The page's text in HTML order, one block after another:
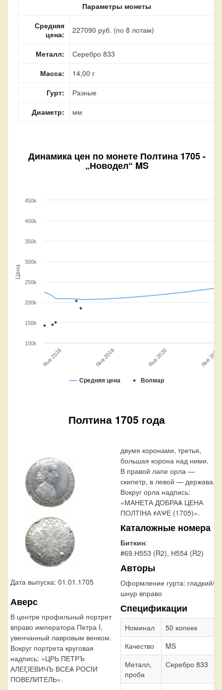
Параметры монеты
Средняя
цена:
227090 руб. (по 8 лотам)
Металл:
Серебро 833
Масса:
14,00 г
Гурт:
Разные
Диаметр:
мм
Динамика цен по монете Полтина 1705 -
„Новодел“ MS
Цена
Средняя цена Волмар
Янв 2016 Янв 2018 Янв 2020 Янв 2022
100k
150k
200k
250k
300k
350k
400k
450k
Полтина 1705 года
Дата выпуска: 01.01.1705
Аверс
В центре профильный портрет
вправо императора Петра I,
увенчанный лавровым венком.
Вокруг портрета круговая
надпись: «ЦРЬ ПЕТРЪ
АЛЕξIЕВИЧЪ ВСЕѦ РОСIИ
ПОВЕЛИТЕЛЬ».
двумя коронами, третья,
большая корона над ними.
В правой лапе орла —
скипетр, в левой — держава.
Вокруг орла надпись:
«МАНЕТА ДОБРАѦ ЦЕНА
ПОЛТIНА ҂АѰЕ (1705)».
Каталожные номера
Биткин:
#69.Н553 (R2), Н554 (R2)
Авторы
Оформление гурта: гладкий/
шнур вправо
Спецификации
Номинал
50 копеек
Качество
MS
Металл,
проба
Серебро 833